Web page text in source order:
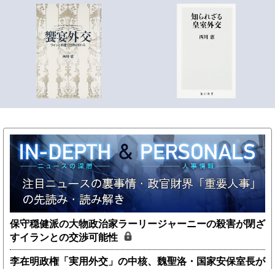
保守穏健派の大物政治家ラーリージャーニーの殺害が閉ざ
すイランとの交渉可能性
李在明政権「実用外交」の中核、魏聖洛・国家安保室長が